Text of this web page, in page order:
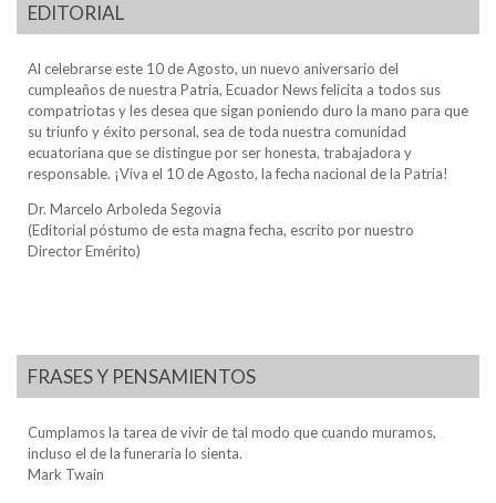
EDITORIAL
Al celebrarse este 10 de Agosto, un nuevo aniversario del
cumpleaños de nuestra Patria, Ecuador News felicita a todos sus
compatriotas y les desea que sigan poniendo duro la mano para que
su triunfo y éxito personal, sea de toda nuestra comunidad
ecuatoriana que se distingue por ser honesta, trabajadora y
responsable. ¡Viva el 10 de Agosto, la fecha nacional de la Patria!
Dr. Marcelo Arboleda Segovia
(Editorial póstumo de esta magna fecha, escrito por nuestro
Director Emérito)
FRASES Y PENSAMIENTOS
Cumplamos la tarea de vivir de tal modo que cuando muramos,
incluso el de la funeraria lo sienta.
Mark Twain